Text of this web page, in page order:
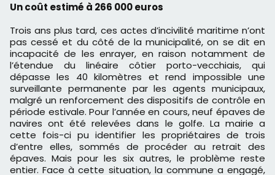
Un coût estimé à 266 000 euros
Trois ans plus tard, ces actes d’incivilité maritime n’ont
pas cessé et du côté de la municipalité, on se dit en
incapacité de les enrayer, en raison notamment de
l’étendue du linéaire côtier porto-vecchiais, qui
dépasse les 40 kilomètres et rend impossible une
surveillante permanente par les agents municipaux,
malgré un renforcement des dispositifs de contrôle en
période estivale. Pour l’année en cours, neuf épaves de
navires ont été relevées dans le golfe. La mairie a
cette fois-ci pu identifier les propriétaires de trois
d’entre elles, sommés de procéder au retrait des
épaves. Mais pour les six autres, le problème reste
entier. Face à cette situation, la commune a engagé,